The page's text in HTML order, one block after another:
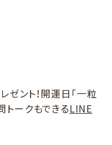
ント！開運日「一粒
トークもできるLINE